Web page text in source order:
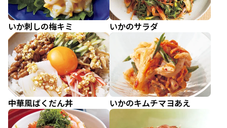
いか刺しの梅キミ いかのサラダ
中華風ばくだん丼 いかのキムチマヨあえ